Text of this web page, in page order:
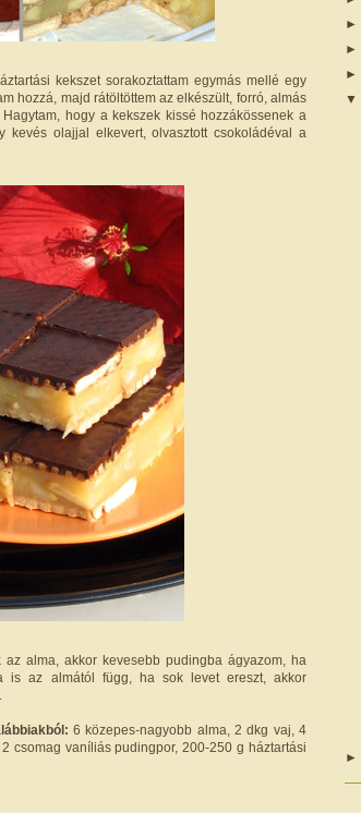
kekszet sorakoztattam egymás mellé egy
hozzá, majd rátöltöttem az elkészült, forró, almás
hogy a kekszek kissé hozzákössenek a
olajjal elkevert, olvasztott csokoládéval a
alma, akkor kevesebb pudingba ágyazom, ha
is az almától függ, ha sok levet ereszt, akkor
6 közepes-nagyobb alma, 2 dkg vaj, 4
csomag vaníliás pudingpor, 200-250 g háztartási
►
►
►
▼
►